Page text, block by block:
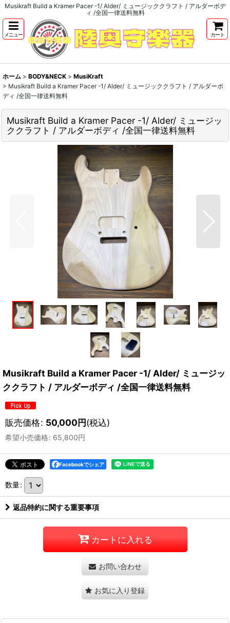
Musikraft Build a Kramer Pacer -1/ Alder/ ミュージッククラフト / アルダーボデ
ィ /全国一律送料無料
メニュー カート
ホーム > BODY&NECK > MusiKraft
> Musikraft Build a Kramer Pacer -1/ Alder/ ミュージッククラフト / アルダーボ
ディ /全国一律送料無料
Musikraft Build a Kramer Pacer -1/ Alder/ ミュージッ
ククラフト / アルダーボディ /全国一律送料無料
Musikraft Build a Kramer Pacer -1/ Alder/ ミュージッ
ククラフト / アルダーボディ /全国一律送料無料
販売価格: 50,000円(税込)
希望小売価格: 65,800円
Facebookでシェア
数量:
返品特約に関する重要事項
カートに入れる
お問い合わせ
お気に入り登録